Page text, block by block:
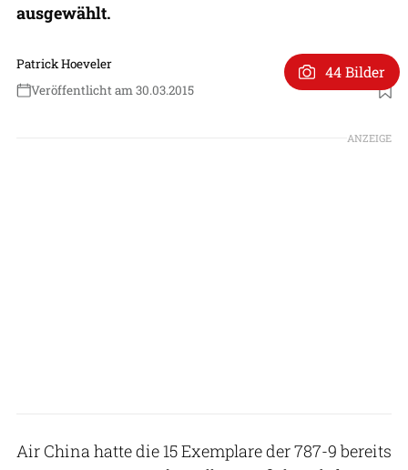
ausgewählt.
Patrick Hoeveler
Veröffentlicht am 30.03.2015
44 Bilder
ANZEIGE
Air China hatte die 15 Exemplare der 787-9 bereits